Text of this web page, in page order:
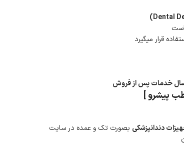
قرار میگیرد
پیشرو ]
دندانپزشکی بصورت تک و عمده در سایت